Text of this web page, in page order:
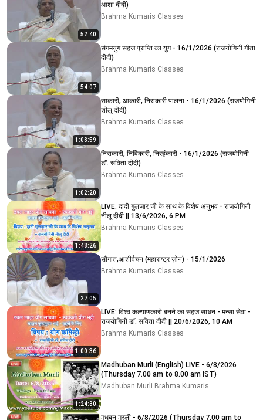
52:40
आशा दीदी)
Brahma Kumaris Classes
54:07
संगमयुग सहज प्राप्ति का युग - 16/1/2026 (राजयोगिनी गीता
दीदी)
Brahma Kumaris Classes
1:08:59
साकारी, आकारी, निराकारी पालना - 16/1/2026 (राजयोगिनी
शीलू दीदी)
Brahma Kumaris Classes
1:02:20
निराकारी, निर्विकारी, निरहंकारी - 16/1/2026 (राजयोगिनी
डॉ. सविता दीदी)
Brahma Kumaris Classes
1:48:26
LIVE: दादी गुलज़ार जी के साथ के विशेष अनुभव - राजयोगिनी
नीलू दीदी || 13/6/2026, 6 PM
Brahma Kumaris Classes
27:05
सौगात,आशीर्वचन (महाराष्ट्र ज़ोन) - 15/1/2026
Brahma Kumaris Classes
1:00:36
LIVE: विश्व कल्याणकारी बनने का सहज साधन - मन्सा सेवा -
राजयोगिनी डॉ. सविता दीदी || 20/6/2026, 10 AM
Brahma Kumaris Classes
1:24:30
Madhuban Murli (English) LIVE - 6/8/2026
(Thursday 7.00 am to 8.00 am IST)
Madhuban Murli Brahma Kumaris
मधुबन मुरली - 6/8/2026 (Thursday 7.00 am to